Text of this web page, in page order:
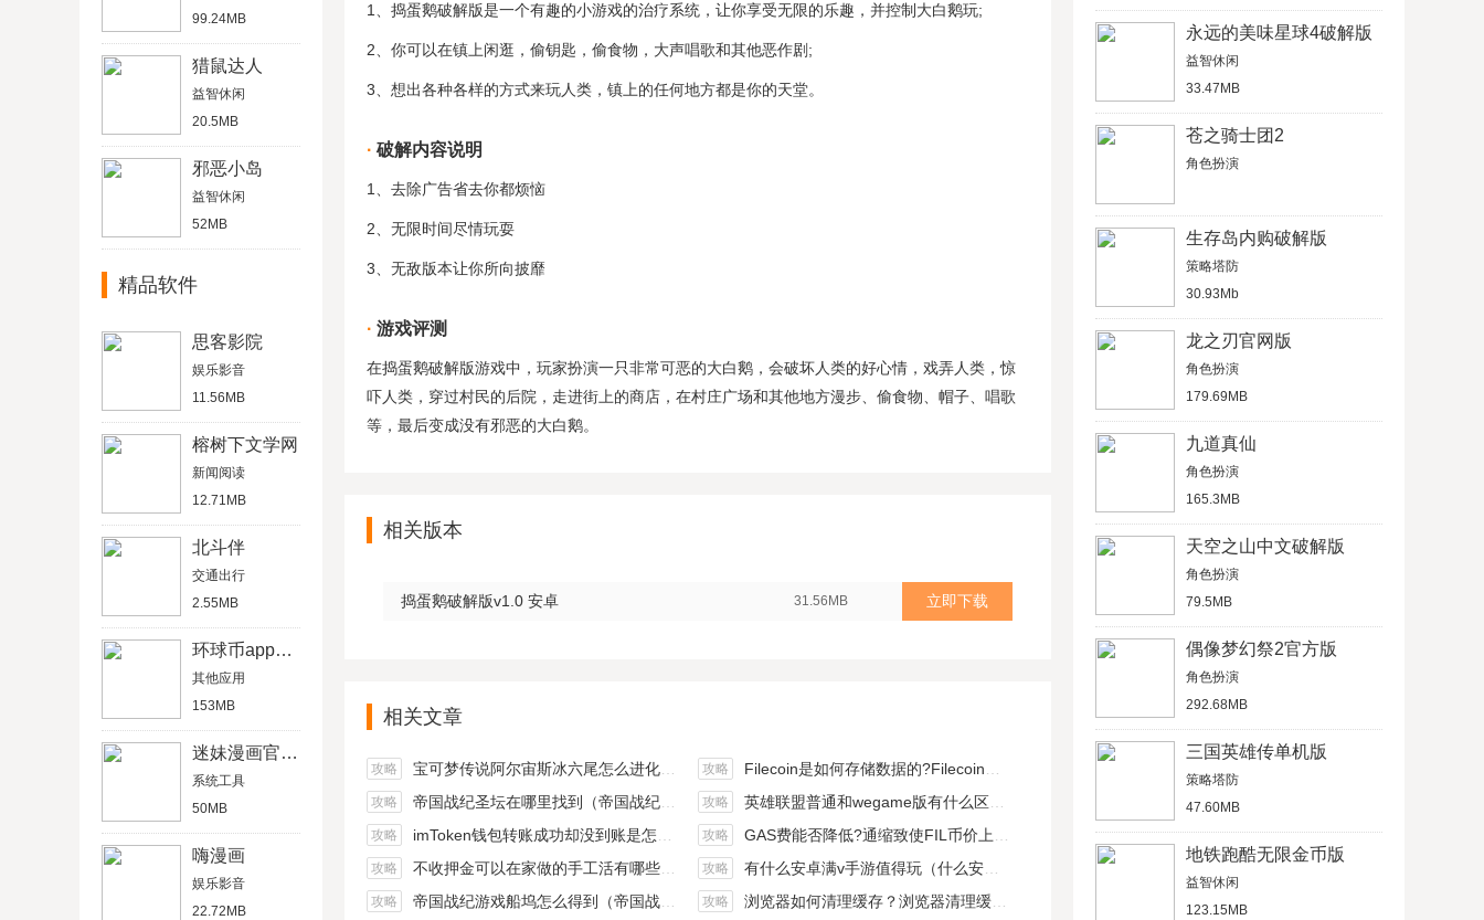
99.24MB
猎鼠达人
益智休闲
20.5MB
邪恶小岛
益智休闲
52MB
精品软件
思客影院
娱乐影音
11.56MB
榕树下文学网
新闻阅读
12.71MB
北斗伴
交通出行
2.55MB
环球币app最新版
其他应用
153MB
迷妹漫画官网版
系统工具
50MB
嗨漫画
娱乐影音
22.72MB
1、捣蛋鹅破解版是一个有趣的小游戏的治疗系统，让你享受无限的乐趣，并控制大白鹅玩;
2、你可以在镇上闲逛，偷钥匙，偷食物，大声唱歌和其他恶作剧;
3、想出各种各样的方式来玩人类，镇上的任何地方都是你的天堂。
破解内容说明
1、去除广告省去你都烦恼
2、无限时间尽情玩耍
3、无敌版本让你所向披靡
游戏评测
在捣蛋鹅破解版游戏中，玩家扮演一只非常可恶的大白鹅，会破坏人类的好心情，戏弄人类，惊
吓人类，穿过村民的后院，走进街上的商店，在村庄广场和其他地方漫步、偷食物、帽子、唱歌
等，最后变成没有邪恶的大白鹅。
相关版本
捣蛋鹅破解版v1.0 安卓 31.56MB 立即下载
相关文章
攻略 宝可梦传说阿尔宙斯冰六尾怎么进化（宝可梦冰六尾怎么得） 攻略 Filecoin是如何存储数据的?Filecoin的价值体现和未来前景分析
攻略 帝国战纪圣坛在哪里找到（帝国战纪游戏攻略） 攻略 英雄联盟普通和wegame版有什么区别（英雄联盟wegame版和英雄联盟）
攻略 imToken钱包转账成功却没到账是怎么回事? 攻略 GAS费能否降低?通缩致使FIL币价上涨,近看1000U
攻略 不收押金可以在家做的手工活有哪些？四个可以操作的小项目真是可靠 攻略 有什么安卓满v手游值得玩（什么安卓手游好玩）
攻略 帝国战纪游戏船坞怎么得到（帝国战纪战役攻略） 攻略 浏览器如何清理缓存？浏览器清理缓存快捷键
永远的美味星球4破解版
益智休闲
33.47MB
苍之骑士团2
角色扮演
生存岛内购破解版
策略塔防
30.93Mb
龙之刃官网版
角色扮演
179.69MB
九道真仙
角色扮演
165.3MB
天空之山中文破解版
角色扮演
79.5MB
偶像梦幻祭2官方版
角色扮演
292.68MB
三国英雄传单机版
策略塔防
47.60MB
地铁跑酷无限金币版
益智休闲
123.15MB